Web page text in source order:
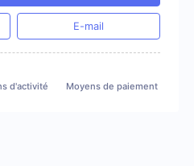
E-mail
d'activité Moyens de paiement